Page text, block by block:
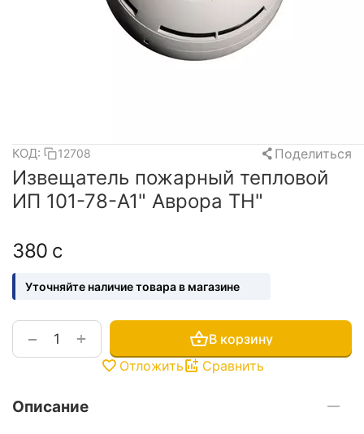
КОД: 12708 Поделиться
Извещатель пожарный тепловой
ИП 101-78-А1" Аврора ТН"
‍380‍ с
Уточняйте наличие товара в магазине
+
−
В корзину
Отложить
Сравнить
Описание